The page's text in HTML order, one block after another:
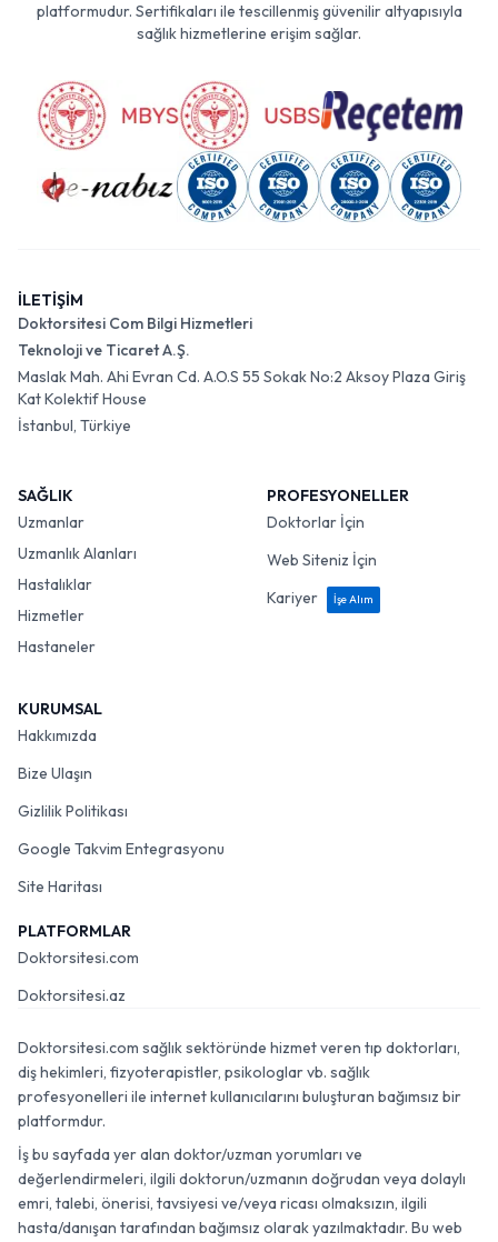
platformudur. Sertifikaları ile tescillenmiş güvenilir altyapısıyla
sağlık hizmetlerine erişim sağlar.
İLETİŞİM
Doktorsitesi Com Bilgi Hizmetleri
Teknoloji ve Ticaret A.Ş.
Maslak Mah. Ahi Evran Cd. A.O.S 55 Sokak No:2 Aksoy Plaza Giriş
Kat Kolektif House
İstanbul, Türkiye
SAĞLIK
Uzmanlar
Uzmanlık Alanları
Hastalıklar
Hizmetler
Hastaneler
PROFESYONELLER
Doktorlar İçin
Web Siteniz İçin
Kariyer
İşe Alım
KURUMSAL
Hakkımızda
Bize Ulaşın
Gizlilik Politikası
Google Takvim Entegrasyonu
Site Haritası
PLATFORMLAR
Doktorsitesi.com
Doktorsitesi.az
Doktorsitesi.com sağlık sektöründe hizmet veren tıp doktorları,
diş hekimleri, fizyoterapistler, psikologlar vb. sağlık
profesyonelleri ile internet kullanıcılarını buluşturan bağımsız bir
platformdur.
İş bu sayfada yer alan doktor/uzman yorumları ve
değerlendirmeleri, ilgili doktorun/uzmanın doğrudan veya dolaylı
emri, talebi, önerisi, tavsiyesi ve/veya ricası olmaksızın, ilgili
hasta/danışan tarafından bağımsız olarak yazılmaktadır. Bu web